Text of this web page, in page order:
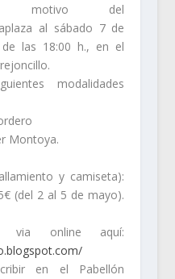
motivo del
al sábado 7 de
las 18:00 h., en el
modalidades
Montoya.
y camiseta):
(del 2 al 5 de mayo).
via online aquí:
en el Pabellón